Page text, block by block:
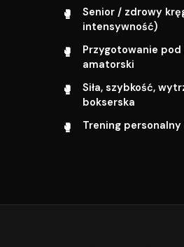
Senior / zdrowy
intensywność)
Przygotowanie
amatorski
Siła, szybkość,
bokserska
Trening personalny